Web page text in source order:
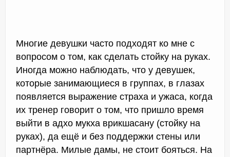
Многие девушки часто подходят ко мне с
вопросом о том, как сделать стойку на руках.
Иногда можно наблюдать, что у девушек,
которые занимающиеся в группах, в глазах
появляется выражение страха и ужаса, когда
их тренер говорит о том, что пришло время
выйти в адхо мукха врикшасану (стойку на
руках), да ещё и без поддержки стены или
партнёра. Милые дамы, не стоит бояться. На